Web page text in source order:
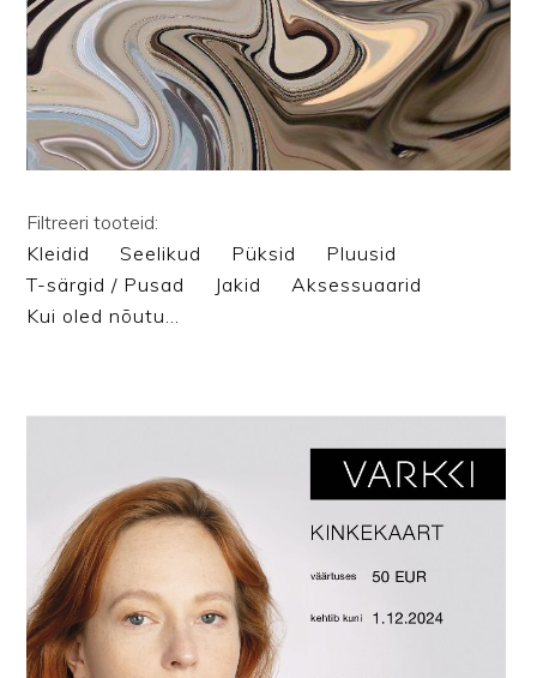
Filtreeri tooteid:
Kleidid
Seelikud Püksid
Pluusid
T-särgid / Pusad
Jakid
Aksessuaarid
Kui oled nõutu…